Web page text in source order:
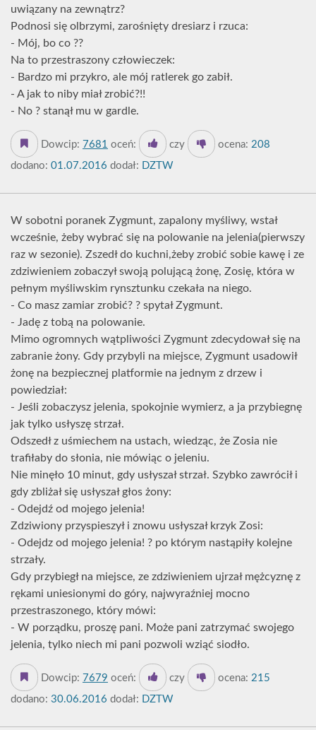
uwiązany na zewnątrz?
Podnosi się olbrzymi, zarośnięty dresiarz i rzuca:
- Mój, bo co ??
Na to przestraszony człowieczek:
- Bardzo mi przykro, ale mój ratlerek go zabił.
- A jak to niby miał zrobić?!!
- No ? stanął mu w gardle.
Dowcip: 7681 oceń: czy ocena: 208
dodano: 01.07.2016 dodał: DZTW
W sobotni poranek Zygmunt, zapalony myśliwy, wstał
wcześnie, żeby wybrać się na polowanie na jelenia(pierwszy
raz w sezonie). Zszedł do kuchni,żeby zrobić sobie kawę i ze
zdziwieniem zobaczył swoją polującą żonę, Zosię, która w
pełnym myśliwskim rynsztunku czekała na niego.
- Co masz zamiar zrobić? ? spytał Zygmunt.
- Jadę z tobą na polowanie.
Mimo ogromnych wątpliwości Zygmunt zdecydował się na
zabranie żony. Gdy przybyli na miejsce, Zygmunt usadowił
żonę na bezpiecznej platformie na jednym z drzew i
powiedział:
- Jeśli zobaczysz jelenia, spokojnie wymierz, a ja przybiegnę
jak tylko usłyszę strzał.
Odszedł z uśmiechem na ustach, wiedząc, że Zosia nie
trafiłaby do słonia, nie mówiąc o jeleniu.
Nie minęło 10 minut, gdy usłyszał strzał. Szybko zawrócił i
gdy zbliżał się usłyszał głos żony:
- Odejdź od mojego jelenia!
Zdziwiony przyspieszył i znowu usłyszał krzyk Zosi:
- Odejdz od mojego jelenia! ? po którym nastąpiły kolejne
strzały.
Gdy przybiegł na miejsce, ze zdziwieniem ujrzał mężcyznę z
rękami uniesionymi do góry, najwyraźniej mocno
przestraszonego, który mówi:
- W porządku, proszę pani. Może pani zatrzymać swojego
jelenia, tylko niech mi pani pozwoli wziąć siodło.
Dowcip: 7679 oceń: czy ocena: 215
dodano: 30.06.2016 dodał: DZTW